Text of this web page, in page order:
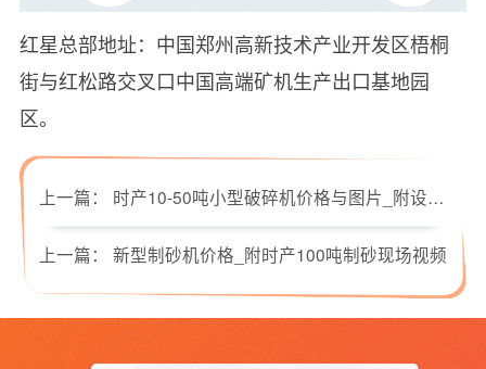
红星总部地址：中国郑州高新技术产业开发区梧桐
街与红松路交叉口中国高端矿机生产出口基地园
区。
上一篇： 时产10-50吨小型破碎机价格与图片_附设备型号参数
上一篇： 新型制砂机价格_附时产100吨制砂现场视频